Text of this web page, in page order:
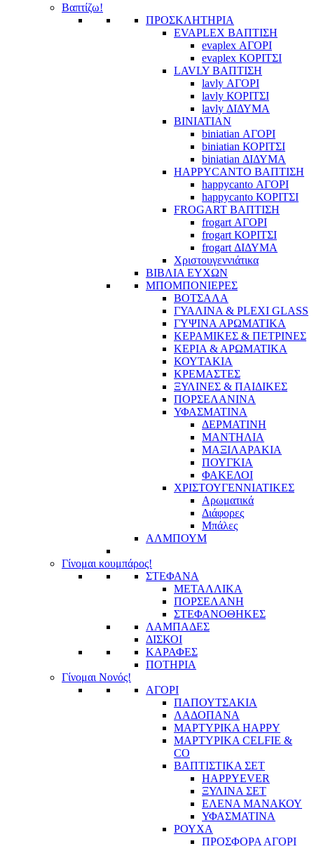
Βαπτίζω!
ΠΡΟΣΚΛΗΤΗΡΙΑ
EVAPLEX ΒΑΠΤΙΣΗ
evaplex ΑΓΟΡΙ
evaplex ΚΟΡΙΤΣΙ
LAVLY ΒΑΠΤΙΣΗ
lavly ΑΓΟΡΙ
lavly ΚΟΡΙΤΣΙ
lavly ΔΙΔΥΜΑ
BINIATIAN
biniatian ΑΓΟΡΙ
biniatian ΚΟΡΙΤΣΙ
biniatian ΔΙΔΥΜΑ
HAPPYCANTO ΒΑΠΤΙΣΗ
happycanto ΑΓΟΡΙ
happycanto ΚΟΡΙΤΣΙ
FROGART ΒΑΠΤΙΣΗ
frogart ΑΓΟΡΙ
frogart ΚΟΡΙΤΣΙ
frogart ΔΙΔΥΜΑ
Χριστουγεννιάτικα
ΒΙΒΛΙΑ ΕΥΧΩΝ
ΜΠΟΜΠΟΝΙΕΡΕΣ
ΒΟΤΣΑΛΑ
ΓΥΑΛΙΝΑ & PLEXI GLASS
ΓΥΨΙΝΑ ΑΡΩΜΑΤΙΚΑ
ΚΕΡΑΜΙΚΕΣ & ΠΕΤΡΙΝΕΣ
ΚΕΡΙΑ & ΑΡΩΜΑΤΙΚΑ
ΚΟΥΤΑΚΙΑ
ΚΡΕΜΑΣΤΕΣ
ΞΥΛΙΝΕΣ & ΠΑΙΔΙΚΕΣ
ΠΟΡΣΕΛΑΝΙΝΑ
ΥΦΑΣΜΑΤΙΝA
ΔΕΡΜΑΤΙΝΗ
ΜΑΝΤΗΛΙΑ
ΜΑΞΙΛΑΡΑΚΙΑ
ΠΟΥΓΚΙΑ
ΦΑΚΕΛΟΙ
ΧΡΙΣΤΟΥΓΕΝΝΙΑΤΙΚΕΣ
Αρωματικά
Διάφορες
Μπάλες
ΑΛΜΠΟΥΜ
Γίνομαι κουμπάρος!
ΣΤΕΦΑΝΑ
ΜΕΤΑΛΛΙΚΑ
ΠΟΡΣΕΛΑΝΗ
ΣΤΕΦΑΝΟΘΗΚΕΣ
ΛΑΜΠΑΔΕΣ
ΔΙΣΚΟΙ
ΚΑΡΑΦΕΣ
ΠΟΤΗΡΙΑ
Γίνομαι Νονός!
ΑΓΟΡΙ
ΠΑΠΟΥΤΣΑΚΙΑ
ΛΑΔΟΠΑΝΑ
ΜΑΡΤΥΡΙΚΑ HAPPY
ΜΑΡΤΥΡΙΚΑ CELFIE &
CO
ΒΑΠΤΙΣΤΙΚΑ ΣΕΤ
HAPPYEVER
ΞΥΛΙΝΑ ΣΕΤ
ΕΛΕΝΑ ΜΑΝΑΚΟΥ
ΥΦΑΣΜΑΤΙΝΑ
ΡΟΥΧΑ
ΠΡΟΣΦΟΡΑ ΑΓΟΡΙ